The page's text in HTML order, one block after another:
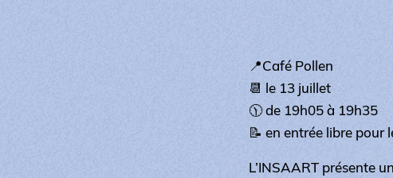
📍Café Pollen
📆 le 13 juillet
🕦 de 19h05 à 19h35
📝 en entrée libre pour
L’INSAART présente